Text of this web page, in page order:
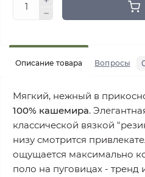
Описание товара Вопросы
Мягкий, нежный в
100% кашемира.
классической вязкой
низу смотрится
ощущается максимально
поло на пуговицах -